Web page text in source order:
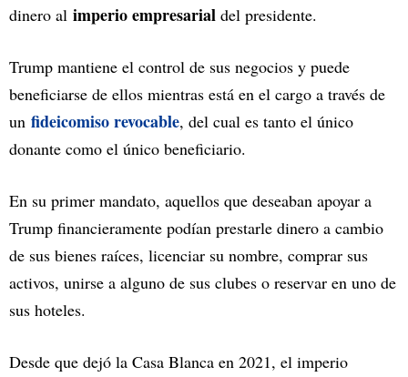
dinero al imperio empresarial del presidente.
Trump mantiene el control de sus negocios y puede
beneficiarse de ellos mientras está en el cargo a través de
un fideicomiso revocable, del cual es tanto el único
donante como el único beneficiario.
En su primer mandato, aquellos que deseaban apoyar a
Trump financieramente podían prestarle dinero a cambio
de sus bienes raíces, licenciar su nombre, comprar sus
activos, unirse a alguno de sus clubes o reservar en uno de
sus hoteles.
Desde que dejó la Casa Blanca en 2021, el imperio